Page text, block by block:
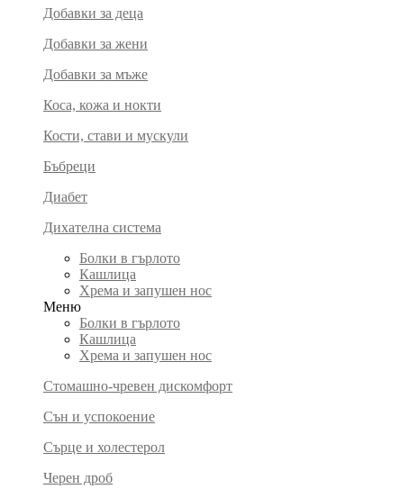
Добавки за деца
Добавки за жени
Добавки за мъже
Коса, кожа и нокти
Кости, стави и мускули
Бъбреци
Диабет
Дихателна система
Болки в гърлото
Кашлица
Хрема и запушен нос
Меню
Болки в гърлото
Кашлица
Хрема и запушен нос
Стомашно-чревен дискомфорт
Сън и успокоение
Сърце и холестерол
Черен дроб